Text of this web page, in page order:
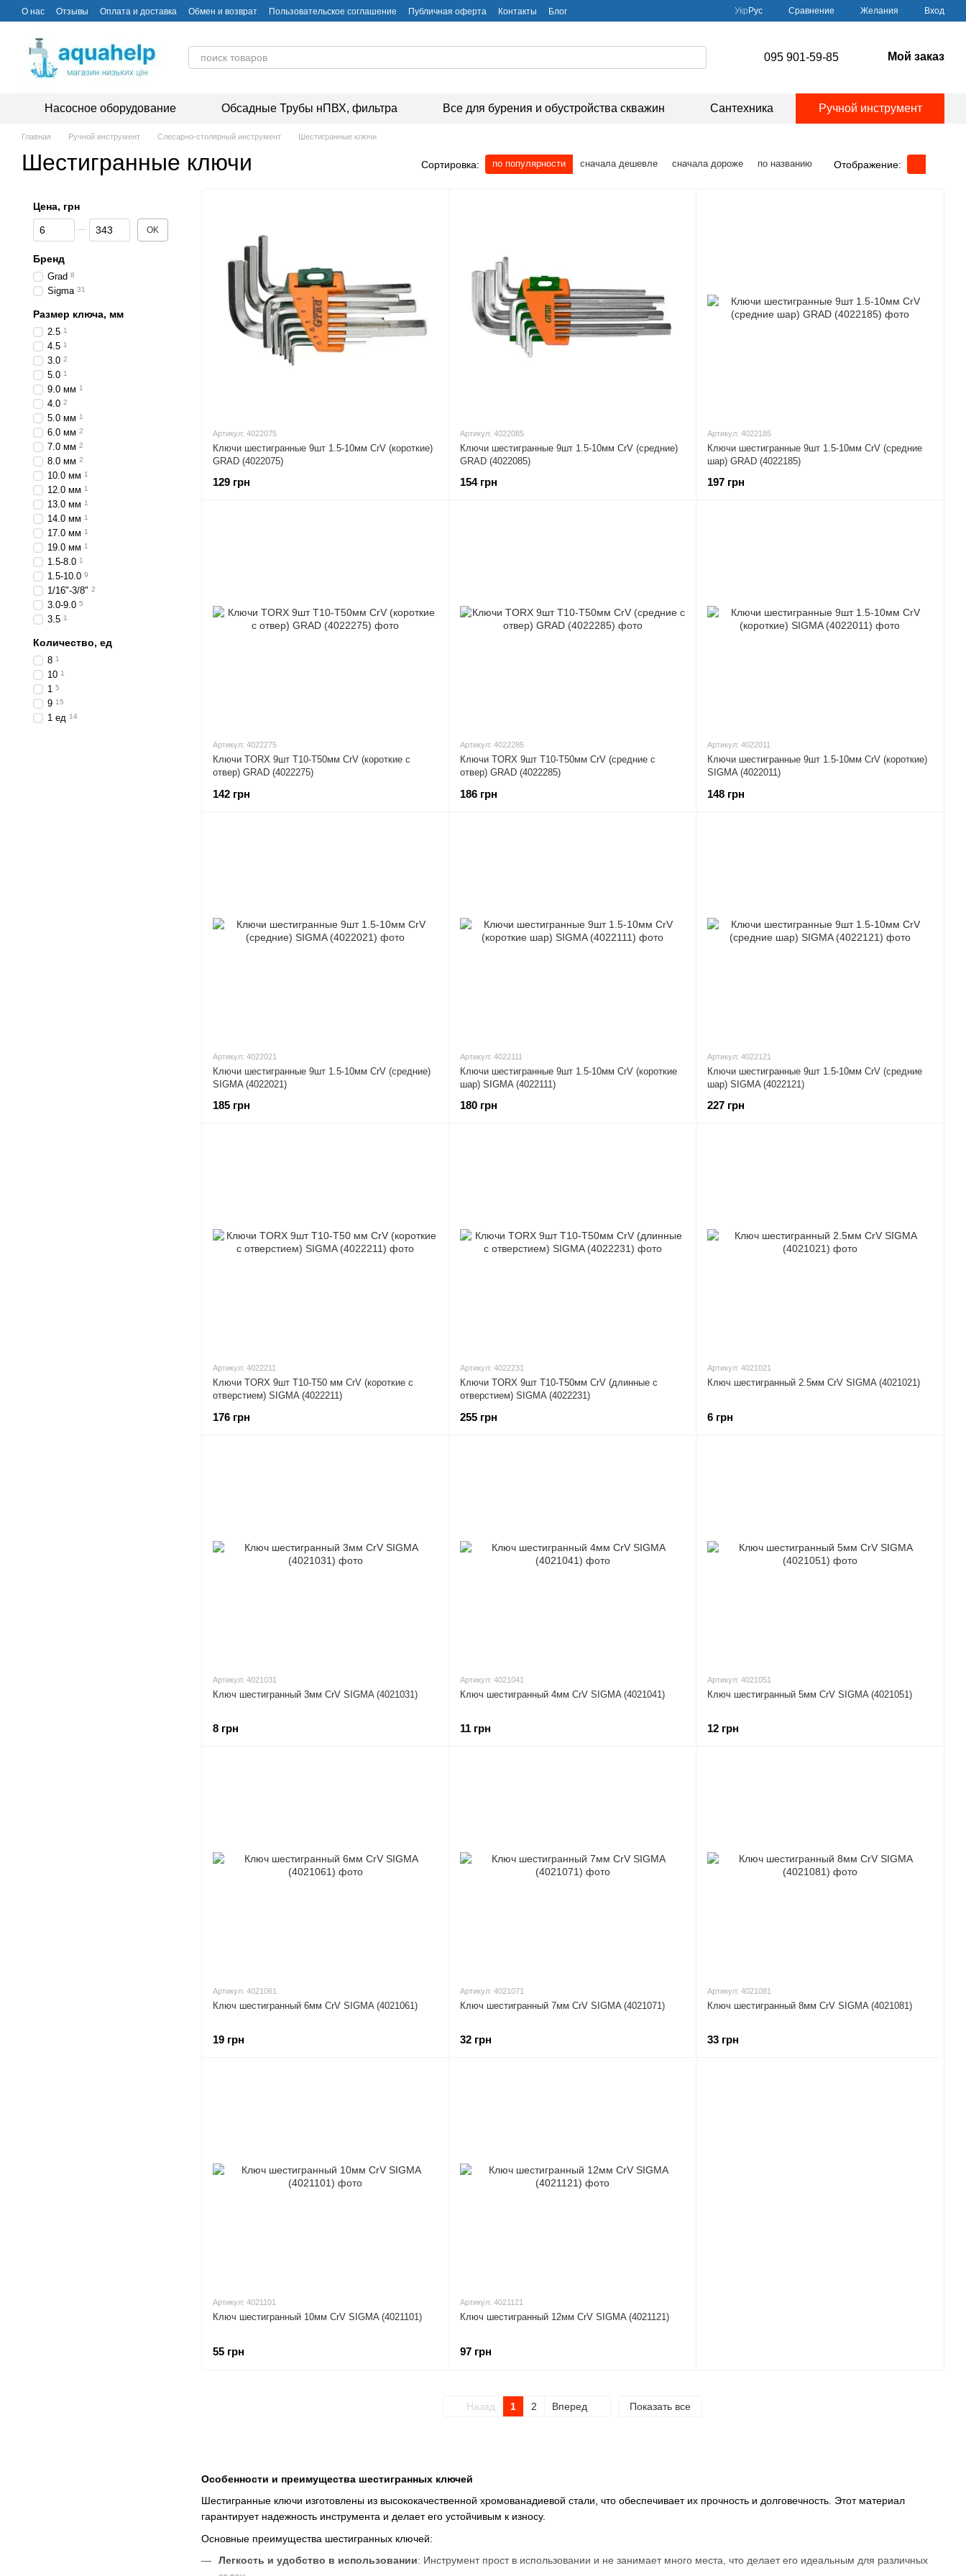
Перейти к основному контенту
О нас Отзывы Оплата и доставка Обмен и возврат Пользовательское соглашение Публичная оферта Контакты Блог Укр Рус Сравнение Желания Вход
095 901-59-85 Мой заказ
Насосное оборудование Обсадные Трубы нПВХ, фильтра Все для бурения и обустройства скважин Сантехника Ручной инструмент
Главная Ручной инструмент Слесарно-столярный инструмент Шестигранные ключи
Шестигранные ключи Сортировка: по популярности сначала дешевле сначала дороже по названию Отображение:
Особенности и преимущества шестигранных ключей
Шестигранные ключи изготовлены из высококачественной хромованадиевой стали, что обеспечивает их прочность и долговечность. Этот материал
гарантирует надежность инструмента и делает его устойчивым к износу.
Основные преимущества шестигранных ключей:
Легкость и удобство в использовании: Инструмент прост в использовании и не занимает много места, что делает его идеальным для различных
Артикул: 4022075
Ключи шестигранные 9шт 1.5-10мм CrV (короткие)
GRAD (4022075)
129 грн
Артикул: 4022085
Ключи шестигранные 9шт 1.5-10мм CrV (средние)
GRAD (4022085)
154 грн
Артикул: 4022185
Ключи шестигранные 9шт 1.5-10мм CrV (средние
шар) GRAD (4022185)
197 грн
Артикул: 4022275
Ключи TORX 9шт T10-T50мм CrV (короткие с
отвер) GRAD (4022275)
142 грн
Артикул: 4022285
Ключи TORX 9шт T10-T50мм CrV (средние с
отвер) GRAD (4022285)
186 грн
Артикул: 4022011
Ключи шестигранные 9шт 1.5-10мм CrV (короткие)
SIGMA (4022011)
148 грн
Артикул: 4022021
Ключи шестигранные 9шт 1.5-10мм CrV (средние)
SIGMA (4022021)
185 грн
Артикул: 4022111
Ключи шестигранные 9шт 1.5-10мм CrV (короткие
шар) SIGMA (4022111)
180 грн
Артикул: 4022121
Ключи шестигранные 9шт 1.5-10мм CrV (средние
шар) SIGMA (4022121)
227 грн
Артикул: 4022211
Ключи TORX 9шт T10-T50 мм CrV (короткие с
отверстием) SIGMA (4022211)
176 грн
Артикул: 4022231
Ключи TORX 9шт T10-T50мм CrV (длинные с
отверстием) SIGMA (4022231)
255 грн
Артикул: 4021021
Ключ шестигранный 2.5мм CrV SIGMA (4021021)
6 грн
Артикул: 4021031
Ключ шестигранный 3мм CrV SIGMA (4021031)
8 грн
Артикул: 4021041
Ключ шестигранный 4мм CrV SIGMA (4021041)
11 грн
Артикул: 4021051
Ключ шестигранный 5мм CrV SIGMA (4021051)
12 грн
Артикул: 4021061
Ключ шестигранный 6мм CrV SIGMA (4021061)
19 грн
Артикул: 4021071
Ключ шестигранный 7мм CrV SIGMA (4021071)
32 грн
Артикул: 4021081
Ключ шестигранный 8мм CrV SIGMA (4021081)
33 грн
Артикул: 4021101
Ключ шестигранный 10мм CrV SIGMA (4021101)
55 грн
Артикул: 4021121
Ключ шестигранный 12мм CrV SIGMA (4021121)
97 грн
Назад 1 2 Вперед Показать все
Цена, грн
От Цена, грн
До Цена, грн OK
Бренд
Grad 8
Sigma 31
Размер ключа, мм
2.5 1
4.5 1
3.0 2
5.0 1
9.0 мм 1
4.0 2
5.0 мм 1
6.0 мм 2
7.0 мм 2
8.0 мм 2
10.0 мм 1
12.0 мм 1
13.0 мм 1
14.0 мм 1
17.0 мм 1
19.0 мм 1
1.5-8.0 1
1.5-10.0 9
1/16"-3/8" 2
3.0-9.0 5
3.5 1
Количество, ед
8 1
10 1
1 5
9 15
1 ед 14